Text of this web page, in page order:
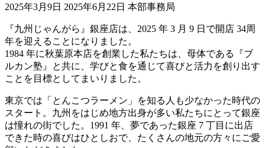
2025年3月9日 最
更
新
日
時
:
2025年6月22日 本部事務局
『九州じゃんがら』銀座店は、2025 年 3 月 9 日で開店 34周
年を迎えることになりました。
1984 年に秋葉原本店を創業した私たちは、母体である『ブ
ルカン塾』と共に、学びと食を通じて喜びと活力を創り出す
ことを目標としてまいりました。
東京では「とんこつラーメン」を知る人も少なかった時代の
スタート。九州をはじめ地方出身が多い私たちにとって銀座
は憧れの街でした。1991 年、夢であった銀座 7 丁目に出店
できた時の喜びはひとしおで、たくさんの地元の方々にご愛